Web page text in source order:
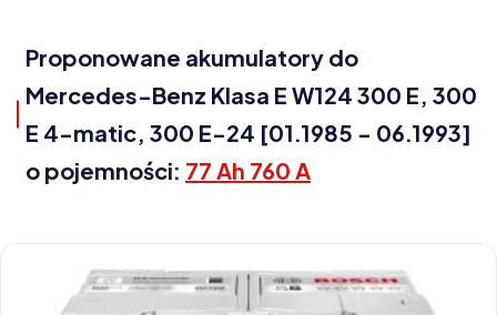
Proponowane akumulatory do
Mercedes-Benz Klasa E W124 300 E, 300
E 4-matic, 300 E-24 [01.1985 - 06.1993]
o pojemności: 77 Ah 760 A